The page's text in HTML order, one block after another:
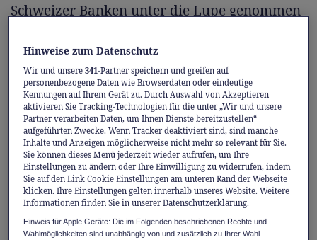
Schweizer Banken unter die Lupe genommen
Besonders bitter: Selbst konservatives Sparen
lohnt sich kaum. Es gibt kaum Zinsen – oft
sogar Gebühren. Und wer Rendite will, muss
das Geld meist lange binden – mit
Strafgebühren bei vorzeitigem Zugriff. Dazu
kommen teure Wechselkurse und hohe
Gebühren bei der Vermögensverwaltung. Die
versteckten Kosten summieren sich schnell
und bleiben oft unbemerkt, bis es weh tut.
Hinweise zum Datenschutz
Wir und unsere341-Partner speichern und greifen auf
personenbezogene Daten wie Browserdaten oder eindeutige
Kennungen auf Ihrem Gerät zu. Durch Auswahl von Akzeptieren
aktivieren Sie Tracking-Technologien für die unter „Wir und unsere
Partner verarbeiten Daten, um Ihnen Dienste bereitzustellen“
aufgeführten Zwecke. Wenn Tracker deaktiviert sind, sind manche
Inhalte und Anzeigen möglicherweise nicht mehr so relevant für Sie.
Sie können dieses Menü jederzeit wieder aufrufen, um Ihre
Einstellungen zu ändern oder Ihre Einwilligung zu widerrufen, indem
Sie auf den Link Cookie Einstellungen am unteren Rand der Webseite
klicken. Ihre Einstellungen gelten innerhalb unseres Website. Weitere
Informationen finden Sie in unserer Datenschutzerklärung.
Hinweis für Apple Geräte: Die im Folgenden beschriebenen Rechte und
Wahlmöglichkeiten sind unabhängig von und zusätzlich zu Ihrer Wahl